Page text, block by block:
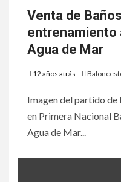
Venta de
entrenamiento
Agua de Mar
12 años atrás
Imagen del partido de
en Primera Nacional
Agua de Mar...